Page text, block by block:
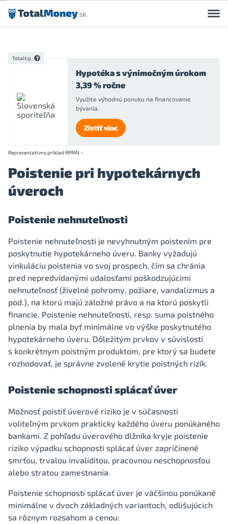
Preskočiť na obsah
Totaltip
Hypotéka s výnimočným úrokom
3,39 % ročne
Využite výhodnú ponuku na financovanie
bývania.
Zistiť viac
Reprezentatívny príklad RPMN
Poistenie pri hypotekárnych
úveroch
Poistenie nehnuteľnosti
Poistenie nehnuteľnosti je nevyhnutným poistením pre
poskytnutie hypotekárneho úveru. Banky vyžadujú
vinkuláciu poistenia vo svoj prospech, čím sa chránia
pred nepredvídanými udalosťami poškodzujúcimi
nehnuteľnosť (živelné pohromy, požiare, vandalizmus a
pod.), na ktorú majú záložné právo a na ktorú poskytli
financie. Poistenie nehnuteľnosti, resp. suma poistného
plnenia by mala byť minimálne vo výške poskytnutého
hypotekárneho úveru. Dôležitým prvkov v súvislosti
s konkrétnym poistným produktom, pre ktorý sa budete
rozhodovať, je správne zvolené krytie poistných rizík.
Poistenie schopnosti splácať úver
Možnosť poistiť úverové riziko je v súčasnosti
voliteľným prvkom prakticky každého úveru ponúkaného
bankami. Z pohľadu úverového dlžníka kryje poistenie
riziko výpadku schopnosti splácať úver zapríčinené
smrťou, trvalou invaliditou, pracovnou neschopnosťou
alebo stratou zamestnania.
Poistenie schopnosti splácať úver je väčšinou ponúkané
minimálne v dvoch základných variantoch, odlišujúcich
sa rôznym rozsahom a cenou: